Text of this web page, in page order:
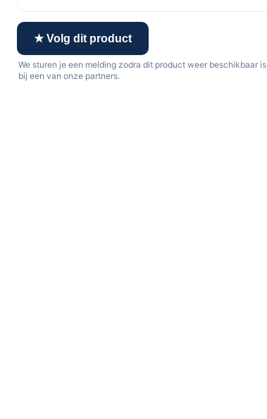
★ Volg dit product
We sturen je een melding zodra dit product weer beschikbaar is
bij een van onze partners.